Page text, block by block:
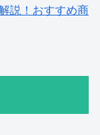
説！おすすめ商